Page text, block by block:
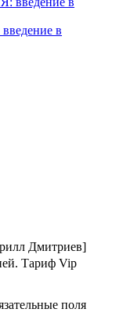
в
Дмитриев]
Тариф Vip
поля